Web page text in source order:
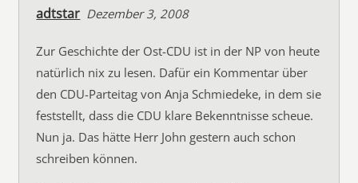
adtstar Dezember 3, 2008
Zur Geschichte der Ost-CDU ist in der NP von heute
natürlich nix zu lesen. Dafür ein Kommentar über
den CDU-Parteitag von Anja Schmiedeke, in dem sie
feststellt, dass die CDU klare Bekenntnisse scheue.
Nun ja. Das hätte Herr John gestern auch schon
schreiben können.